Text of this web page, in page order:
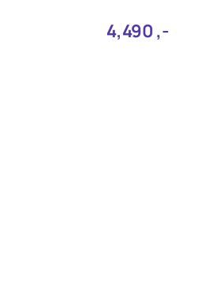
4,490‎ ,-